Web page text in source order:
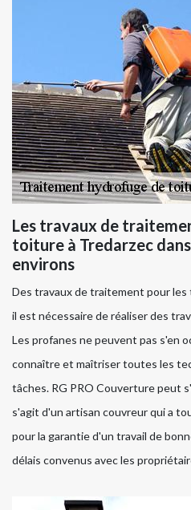
Les travaux de
toiture à Tredarzec
environs
Des travaux de traitement pour
il est nécessaire de réaliser des
Les profanes ne peuvent pas s'en
connaître et maîtriser toutes les
tâches. RG PRO Couverture peut
s'agit d'un artisan couvreur qui a
pour la garantie d'un travail de
délais convenus avec les